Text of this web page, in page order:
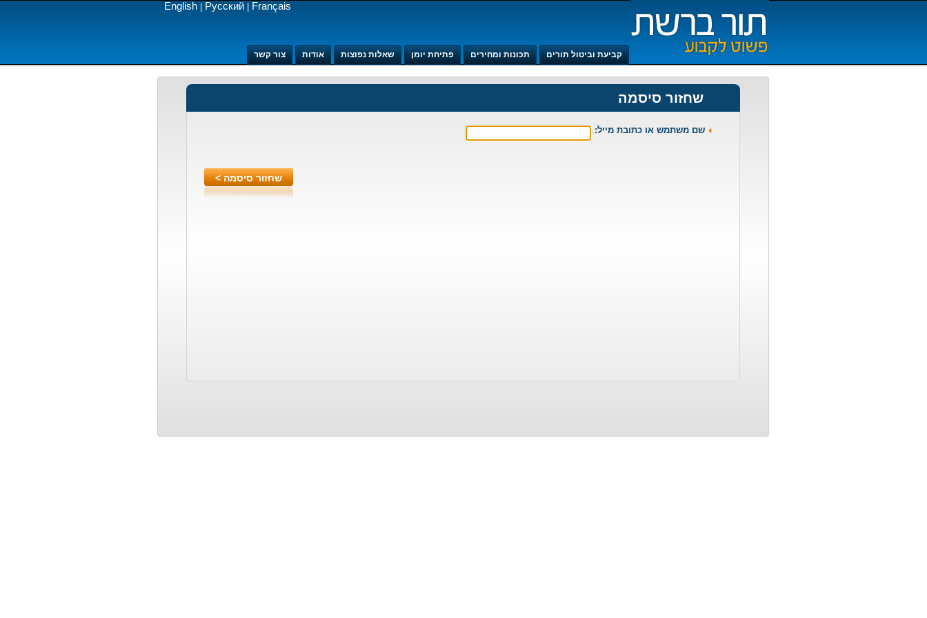
English| Русский| Français
קביעת וביטול תורים תכונות ומחירים פתיחת יומן שאלות נפוצות אודות צור קשר
שחזור סיסמה
שם משתמש או כתובת מייל: